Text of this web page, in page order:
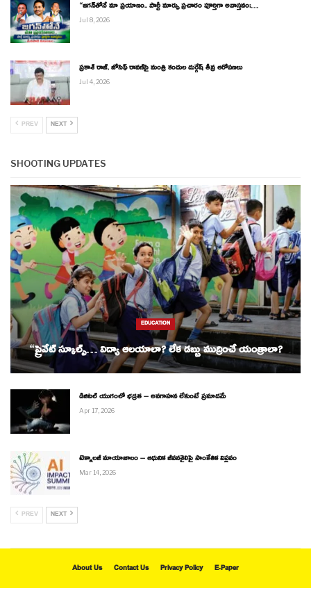
“జగన్‌తోనే మా ప్రయాణం.. పార్టీ మార్పు ప్రచారం పూర్తిగా అవాస్తవం:…
Jul 8, 2026
ప్రకాశ్ రాజ్, జోసెఫ్ రావణ్‌పై మంత్రి కందుల దుర్గేష్ తీవ్ర ఆరోపణలు
Jul 4, 2026
PREV NEXT
SHOOTING UPDATES
EDUCATION
“ప్రైవేట్ స్కూల్స్… విద్యా ఆలయాలా? లేక డబ్బు ముద్రించే యంత్రాలా?
డిజిటల్ యుగంలో భద్రత – అవగాహన లేకుంటే ప్రమాదమే
Apr 17, 2026
టెక్నాలజీ మాయాజాలం – ఆధునిక జీవనశైలిపై సాంకేతిక విప్లవం
Mar 14, 2026
PREV NEXT
About Us Contact Us Privacy Policy E-Paper